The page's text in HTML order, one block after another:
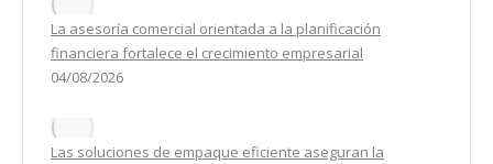
La asesoría comercial orientada a la planificación
financiera fortalece el crecimiento empresarial
04/08/2026
Las soluciones de empaque eficiente aseguran la